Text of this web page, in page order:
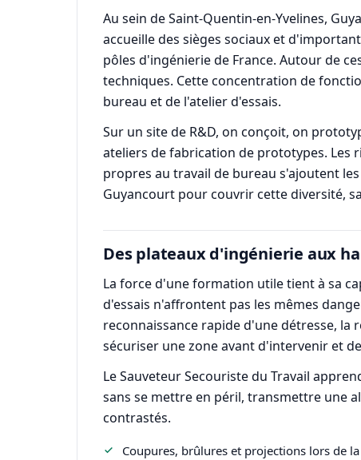
Au sein de Saint-Quentin-en-Yvelines,
accueille des sièges sociaux et
pôles d'ingénierie de France. Autour de
techniques. Cette concentration de
bureau et de l'atelier d'essais.
Sur un site de R&D, on conçoit, on
ateliers de fabrication de prototypes. Les
propres au travail de bureau s'ajoutent
Guyancourt pour couvrir cette diversité,
Des plateaux d'ingénierie aux
La force d'une formation utile tient à sa
d'essais n'affrontent pas les mêmes
reconnaissance rapide d'une détresse, la
sécuriser une zone avant d'intervenir et
Le Sauveteur Secouriste du Travail
sans se mettre en péril, transmettre une
contrastés.
Coupures, brûlures et projections lors de